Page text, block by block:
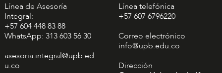
Línea de Asesoría
Integral:
+57 604 448 83 88
WhatsApp: 313 603 56 30
asesoria.integral@upb.ed
u.co
Línea telefónica
+57 607 6796220
Correo electrónico
info@upb.edu.co
Dirección